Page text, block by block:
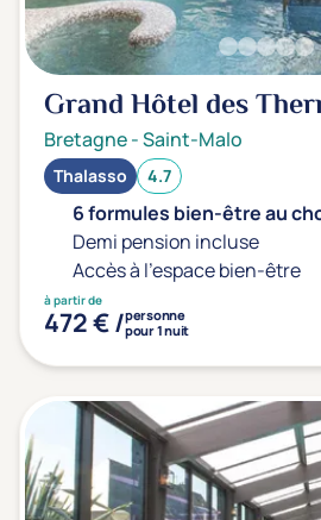
Grand Hôtel des
Bretagne-Saint-Malo
Thalasso 4.7
6 formules bien-être au
Demi pension incluse
Accès à l'espace bien-être
à partir de
472 € /personne
pour 1 nuit